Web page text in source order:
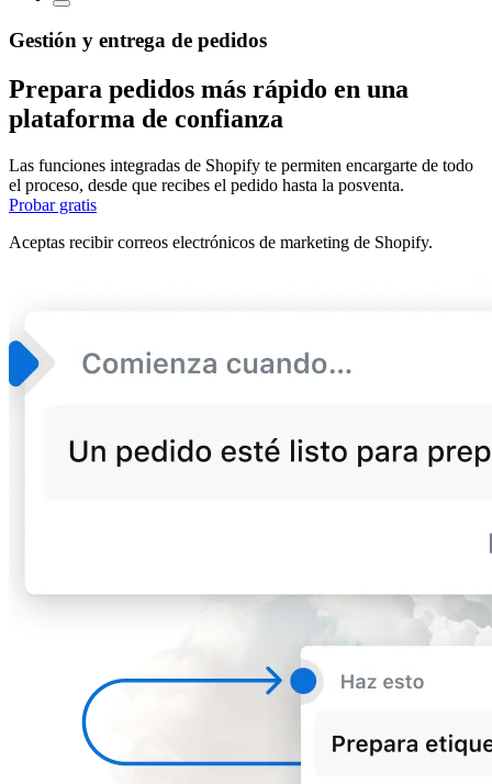
Gestión y entrega de pedidos
Prepara pedidos más rápido en una
plataforma de confianza
Las funciones integradas de Shopify te permiten encargarte de todo
el proceso, desde que recibes el pedido hasta la posventa.
Probar gratis
Aceptas recibir correos electrónicos de marketing de Shopify.